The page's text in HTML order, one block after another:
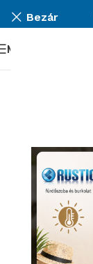
Bezár
Menü